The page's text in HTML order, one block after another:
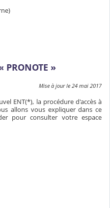
PRONOTE »
Mise à jour le 24 mai 2017
ENT(*), la procédure d'accès à
allons vous expliquer dans ce
pour consulter votre espace